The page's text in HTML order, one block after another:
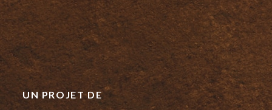
UN PROJET DE